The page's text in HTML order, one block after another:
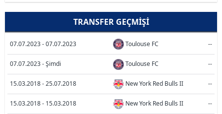
TRANSFER GEÇMIŞI
07.07.2023 - 07.07.2023 Toulouse FC --
07.07.2023 - Şimdi Toulouse FC --
15.03.2018 - 25.07.2018 New York Red Bulls II --
15.03.2018 - 15.03.2018 New York Red Bulls II --